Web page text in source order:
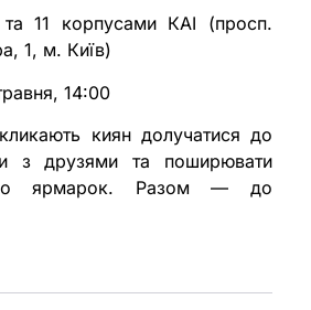
11 корпусами КАІ (просп.
1, м. Київ)
14:00
киян долучатися до
з друзями та поширювати
ярмарок. Разом — до